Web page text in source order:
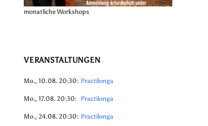
monatliche Workshops
VERANSTALTUNGEN
Mo., 10.08. 20:30: Practilonga
Mo., 17.08. 20:30: Practilonga
Mo., 24.08. 20:30: Practilonga